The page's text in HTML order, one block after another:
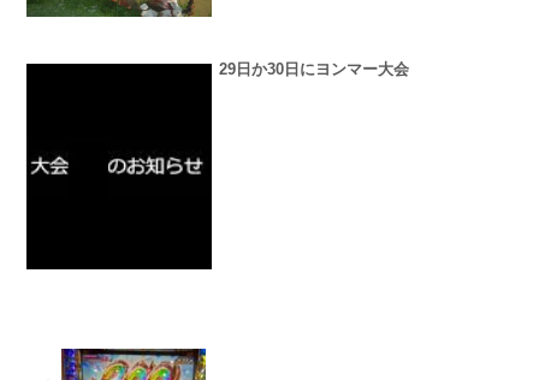
29日か30日にヨンマー大会